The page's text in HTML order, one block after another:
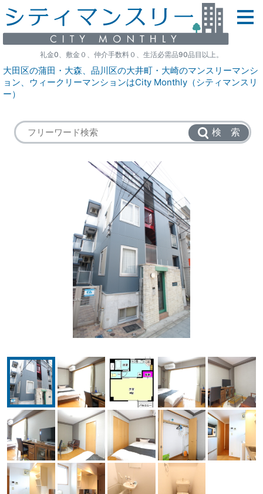
礼金0、敷金０、仲介手数料０、生活必需品90品目以上。
大田区の蒲田・大森、品川区の大井町・大崎のマンスリーマンシ
ョン、ウィークリーマンションはCity Monthly（シティマンスリ
ー）
検 索